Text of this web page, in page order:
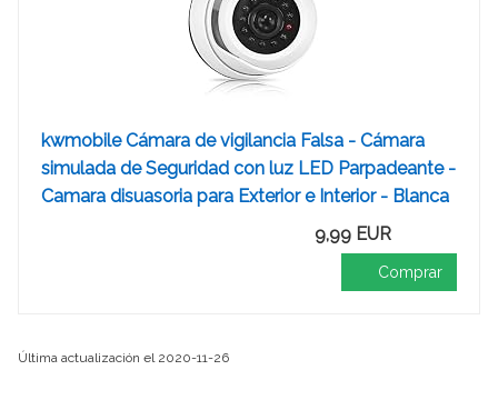
kwmobile Cámara de vigilancia Falsa - Cámara
simulada de Seguridad con luz LED Parpadeante -
Camara disuasoria para Exterior e Interior - Blanca
9,99 EUR
Comprar
Última actualización el 2020-11-26